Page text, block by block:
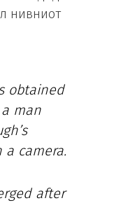
нивниот
obtained
man
camera.
after